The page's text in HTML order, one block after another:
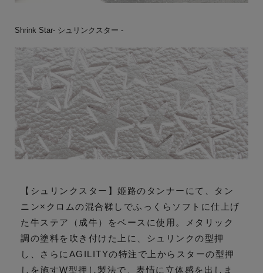
Shrink Star- シュリンクスター -
【シュリンクスター】姫路のタンナーにて、タン
ニン×クロムの混合鞣しでふっくらソフトに仕上げ
た牛ステア（成牛）をベースに使用。メタリック
調の塗料を吹き付けた上に、シュリンクの型押
し、さらにAGILITYの特注で上からスターの型押
しを施すW型押し製法で、表情に立体感を出しま